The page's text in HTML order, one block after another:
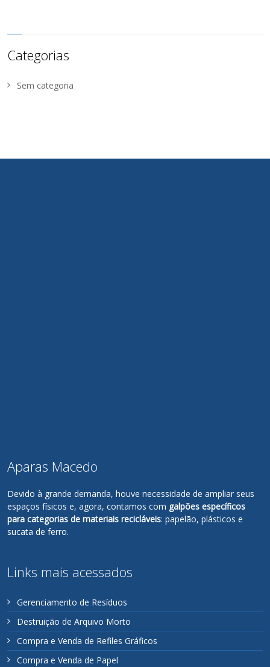
Categorias
Sem categoria
Aparas Macedo
Devido à grande demanda, houve necessidade de ampliar seus
espaços físicos e, agora, contamos com galpões específicos
para categorias de materiais recicláveis: papelão, plásticos e
sucata de ferro.
Links mais acessados
Gerenciamento de Resíduos
Destruição de Arquivo Morto
Compra e Venda de Refiles Gráficos
Compra e Venda de Papel